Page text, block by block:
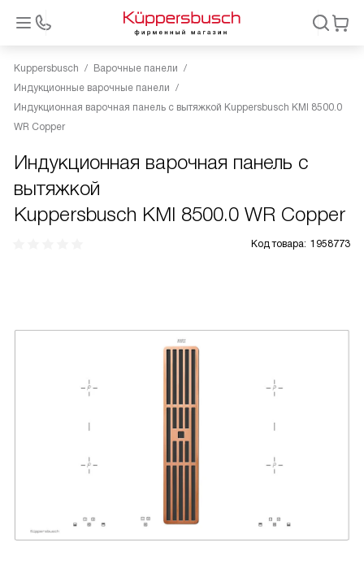
Kuppersbusch
Варочные панели
Индукционные варочные панели
Индукционная варочная панель с вытяжкой Kuppersbusch KMI 8500.0
WR Copper
Индукционная варочная панель с
вытяжкой
Kuppersbusch KMI 8500.0 WR Copper
Код товара: 1958773